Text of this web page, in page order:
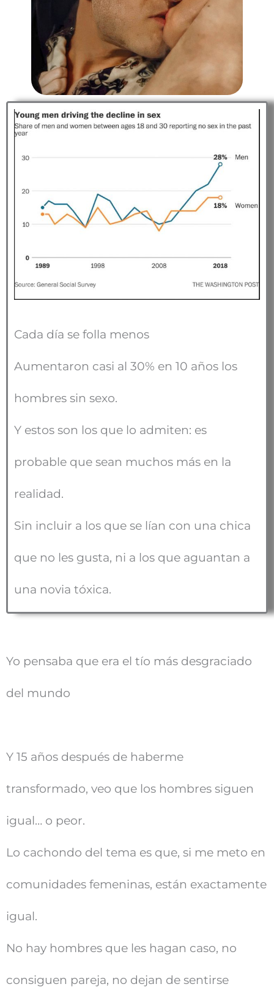
Cada día se folla menos
Aumentaron casi al 30% en 10 años los
hombres sin sexo.
Y estos son los que lo admiten: es
probable que sean muchos más en la
realidad.
Sin incluir a los que se lían con una chica
que no les gusta, ni a los que aguantan a
una novia tóxica.
Yo pensaba que era el tío más desgraciado
del mundo
Y 15 años después de haberme
transformado, veo que los hombres siguen
igual… o peor.
Lo cachondo del tema es que, si me meto en
comunidades femeninas, están exactamente
igual.
No hay hombres que les hagan caso, no
consiguen pareja, no dejan de sentirse